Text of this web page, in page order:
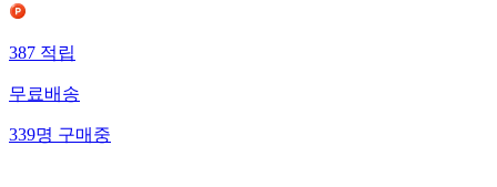
387적립
무료배송
339명구매중